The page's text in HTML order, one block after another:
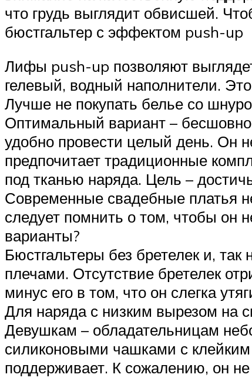
что грудь выглядит обвисшей.
бюстгальтер с эффектом push-up
Лифы push-up позволяют
гелевый, водный наполнители.
Лучше не покупать белье со
Оптимальный вариант –
удобно провести целый день. Он
предпочитает традиционные
под тканью наряда. Цель –
Современные свадебные платья
следует помнить о том, чтобы он
варианты?
Бюстгальтеры без бретелек и,
плечами. Отсутствие бретелек
минус его в том, что он слегка
Для наряда с низким вырезом на
Девушкам – обладательницам
силиконовыми чашками с
поддерживает. К сожалению, он